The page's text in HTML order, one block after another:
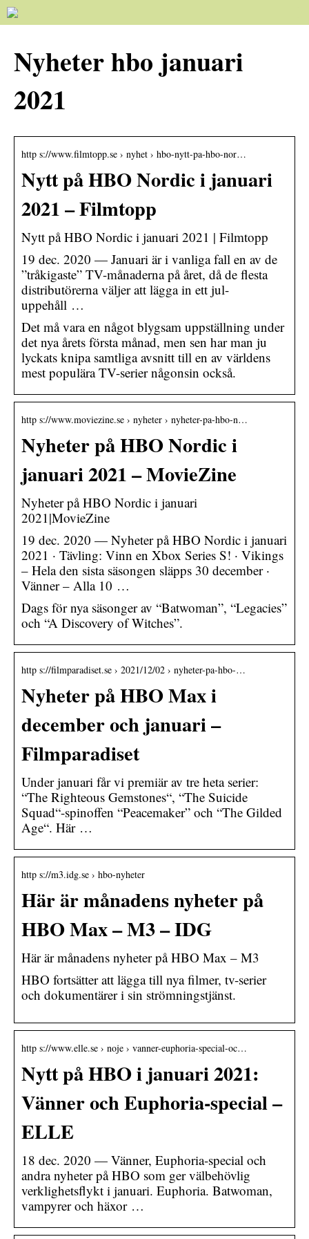
Nyheter hbo januari
2021
http s://www.filmtopp.se › nyhet › hbo-nytt-pa-hbo-nor…
Nytt på HBO Nordic i januari
2021 – Filmtopp
Nytt på HBO Nordic i januari 2021 | Filmtopp
19 dec. 2020 — Januari är i vanliga fall en av de
”tråkigaste” TV-månaderna på året, då de flesta
distributörerna väljer att lägga in ett jul-
uppehåll …
Det må vara en något blygsam uppställning under
det nya årets första månad, men sen har man ju
lyckats knipa samtliga avsnitt till en av världens
mest populära TV-serier någonsin också.
http s://www.moviezine.se › nyheter › nyheter-pa-hbo-n…
Nyheter på HBO Nordic i
januari 2021 – MovieZine
Nyheter på HBO Nordic i januari
2021|MovieZine
19 dec. 2020 — Nyheter på HBO Nordic i januari
2021 · Tävling: Vinn en Xbox Series S! · Vikings
– Hela den sista säsongen släpps 30 december ·
Vänner – Alla 10 …
Dags för nya säsonger av “Batwoman”, “Legacies”
och “A Discovery of Witches”.
http s://filmparadiset.se › 2021/12/02 › nyheter-pa-hbo-…
Nyheter på HBO Max i
december och januari –
Filmparadiset
Under januari får vi premiär av tre heta serier:
“The Righteous Gemstones“, “The Suicide
Squad“-spinoffen “Peacemaker” och “The Gilded
Age“. Här …
http s://m3.idg.se › hbo-nyheter
Här är månadens nyheter på
HBO Max – M3 – IDG
Här är månadens nyheter på HBO Max – M3
HBO fortsätter att lägga till nya filmer, tv-serier
och dokumentärer i sin strömningstjänst.
http s://www.elle.se › noje › vanner-euphoria-special-oc…
Nytt på HBO i januari 2021:
Vänner och Euphoria-special –
ELLE
18 dec. 2020 — Vänner, Euphoria-special och
andra nyheter på HBO som ger välbehövlig
verklighetsflykt i januari. Euphoria. Batwoman,
vampyrer och häxor …